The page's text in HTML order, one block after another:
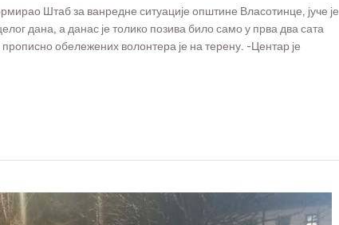
Штаб за ванредне ситуације општине Власотинце, јуче је
дана, а данас је толико позива било само у прва два сата
обележених волонтера је на терену. -Центар је